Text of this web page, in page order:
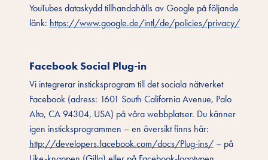
YouTubes dataskydd tillhandahålls av Google på följande
länk: https://www.google.de/intl/de/policies/privacy/
Facebook Social Plug-in
Vi integrerar insticksprogram till det sociala nätverket
Facebook (adress: 1601 South California Avenue, Palo
Alto, CA 94304, USA) på våra webbplatser. Du känner
igen insticksprogrammen – en översikt finns här:
http://developers.facebook.com/docs/Plug-ins/– på